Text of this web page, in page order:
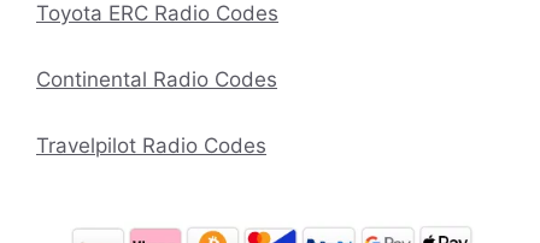
Toyota ERC Radio Codes
Continental Radio Codes
Travelpilot Radio Codes